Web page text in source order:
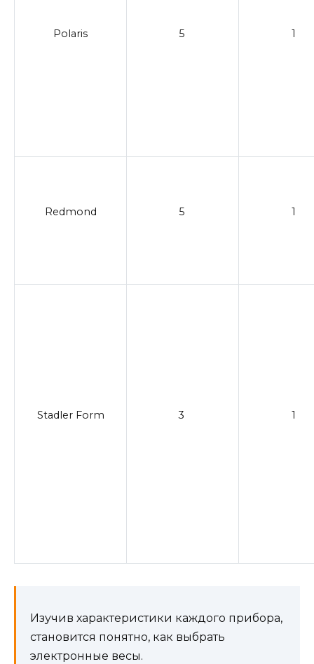
Polaris 5 1
Redmond 5 1
Stadler Form 3 1
Изучив характеристики каждого прибора,
становится понятно, как выбрать
электронные весы.